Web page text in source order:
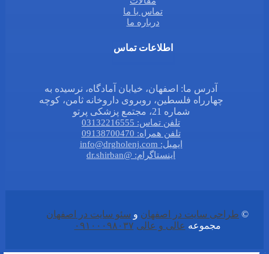
تماس با ما
درباره ما
اطلاعات تماس
آدرس ما: اصفهان، خیابان آمادگاه، نرسیده به
چهارراه فلسطین، روبروی داروخانه ثامن، کوچه
شماره 21، مجتمع پزشکی پرتو
تلفن تماس: 03132216555
تلفن همراه: 09138700470
ایمیل: info@drgholenj.com
اینستاگرام: @dr.shirban
© طراحی سایت در اصفهان و سئو سایت در اصفهان
مجموعه عالی و عالی ۰۹۱۰۰۰۹۸۰۳۷